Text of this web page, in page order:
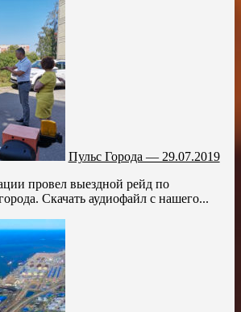
Пульс Города — 29.07.2019
провел выездной рейд по
Скачать аудиофайл с нашего...